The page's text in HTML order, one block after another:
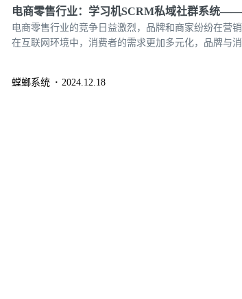
电商零售行业：学习机SCRM私域社群系统
电商零售行业的竞争日益激烈，品牌和商家纷纷在营
在互联网环境中，消费者的需求更加多元化，品牌与
用，发挥了其独特优势，推动了私域流量的运营和管理
螳螂系统 2024.12.18